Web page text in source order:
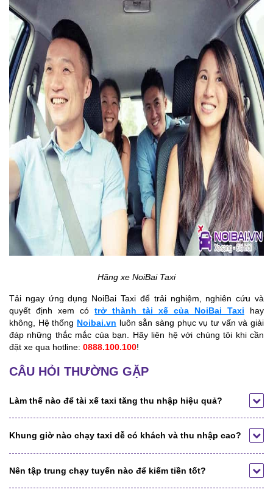
Hãng xe NoiBai Taxi
Tải ngay ứng dụng NoiBai Taxi để trải nghiệm, nghiên cứu và
quyết định xem cótrở thành tài xế của NoiBai Taxi hay
không, Hệ thống Noibai.vn luôn sẵn sàng phục vụ tư vấn và giải
đáp những thắc mắc của bạn. Hãy liên hệ với chúng tôi khi cần
đặt xe qua hotline: 0888.100.100!
CÂU HỎI THƯỜNG GẶP
Làm thế nào để tài xế taxi tăng thu nhập hiệu quả?
Khung giờ nào chạy taxi dễ có khách và thu nhập cao?
Nên tập trung chạy tuyến nào để kiếm tiền tốt?